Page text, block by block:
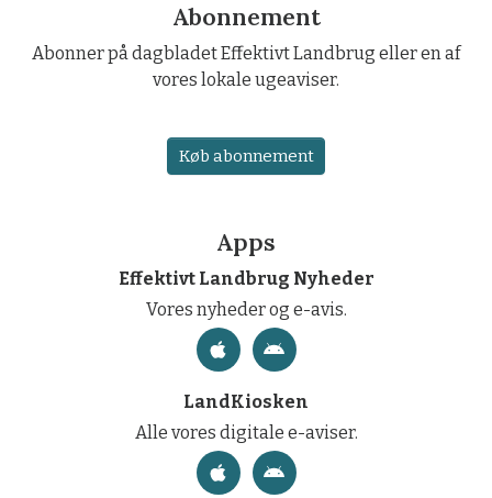
Abonnement
Abonner på dagbladet Effektivt Landbrug eller en af
vores lokale ugeaviser.
Køb abonnement
Apps
Effektivt Landbrug Nyheder
Vores nyheder og e-avis.
LandKiosken
Alle vores digitale e-aviser.